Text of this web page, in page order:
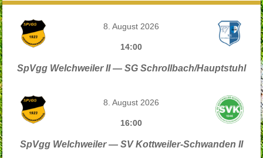
8. August 2026
14:00
SpVgg Welchweiler II — SG Schrollbach/Hauptstuhl
8. August 2026
16:00
SpVgg Welchweiler — SV Kottweiler-Schwanden II